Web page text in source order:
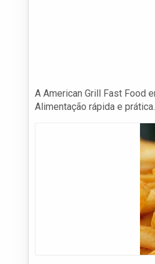
A American Grill Fast Food
Alimentação rápida e prática.